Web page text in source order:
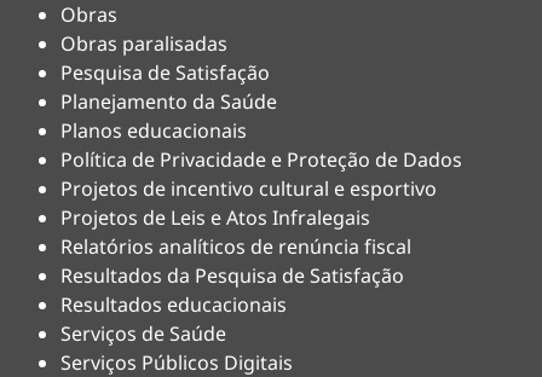
Obras
Obras paralisadas
Pesquisa de Satisfação
Planejamento da Saúde
Planos educacionais
Política de Privacidade e Proteção de Dados
Projetos de incentivo cultural e esportivo
Projetos de Leis e Atos Infralegais
Relatórios analíticos de renúncia fiscal
Resultados da Pesquisa de Satisfação
Resultados educacionais
Serviços de Saúde
Serviços Públicos Digitais